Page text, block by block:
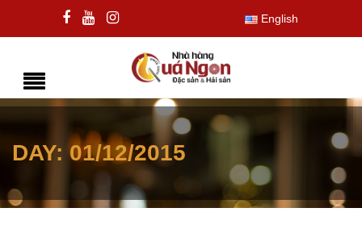
English
DAY:01/12/2015